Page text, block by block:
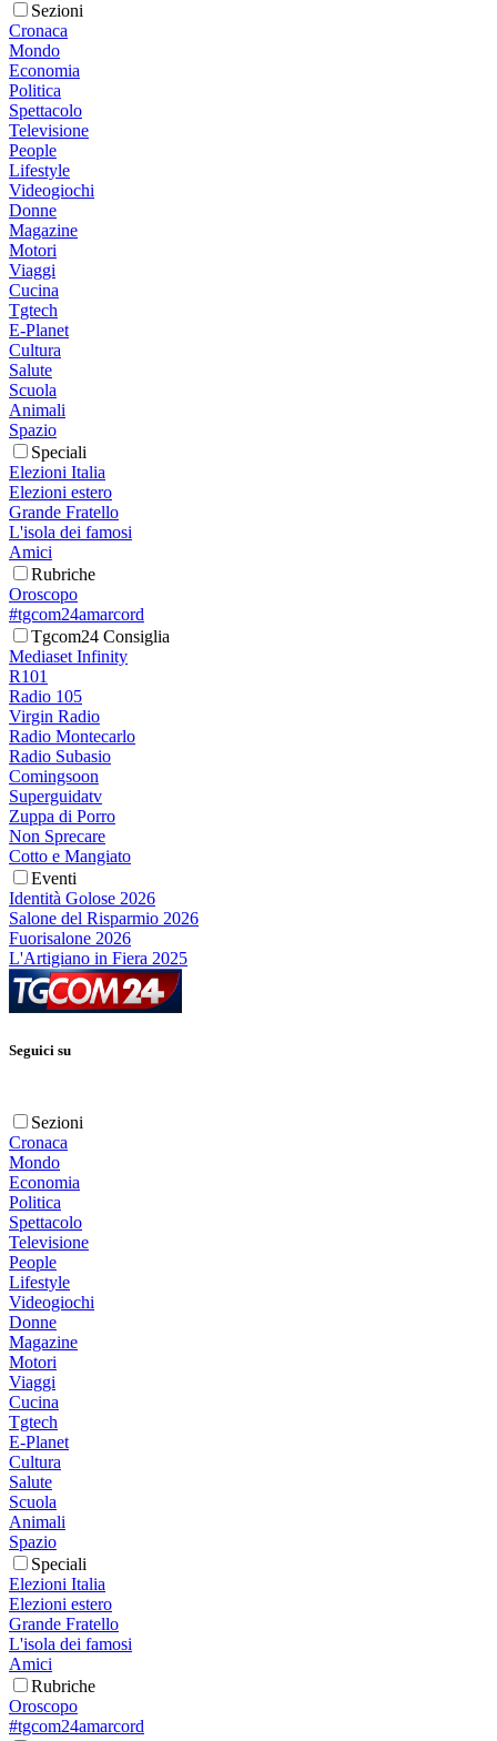
Sezioni
Cronaca
Mondo
Economia
Politica
Spettacolo
Televisione
People
Lifestyle
Videogiochi
Donne
Magazine
Motori
Viaggi
Cucina
Tgtech
E-Planet
Cultura
Salute
Scuola
Animali
Spazio
Speciali
Elezioni Italia
Elezioni estero
Grande Fratello
L'isola dei famosi
Amici
Rubriche
Oroscopo
#tgcom24amarcord
Tgcom24 Consiglia
Mediaset Infinity
R101
Radio 105
Virgin Radio
Radio Montecarlo
Radio Subasio
Comingsoon
Superguidatv
Zuppa di Porro
Non Sprecare
Cotto e Mangiato
Eventi
Identità Golose 2026
Salone del Risparmio 2026
Fuorisalone 2026
L'Artigiano in Fiera 2025
Seguici su
Sezioni
Cronaca
Mondo
Economia
Politica
Spettacolo
Televisione
People
Lifestyle
Videogiochi
Donne
Magazine
Motori
Viaggi
Cucina
Tgtech
E-Planet
Cultura
Salute
Scuola
Animali
Spazio
Speciali
Elezioni Italia
Elezioni estero
Grande Fratello
L'isola dei famosi
Amici
Rubriche
Oroscopo
#tgcom24amarcord